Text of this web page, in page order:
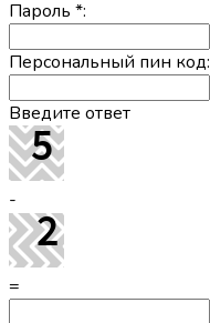
Пароль *:
Персональный пин код:
Введите ответ
-
=